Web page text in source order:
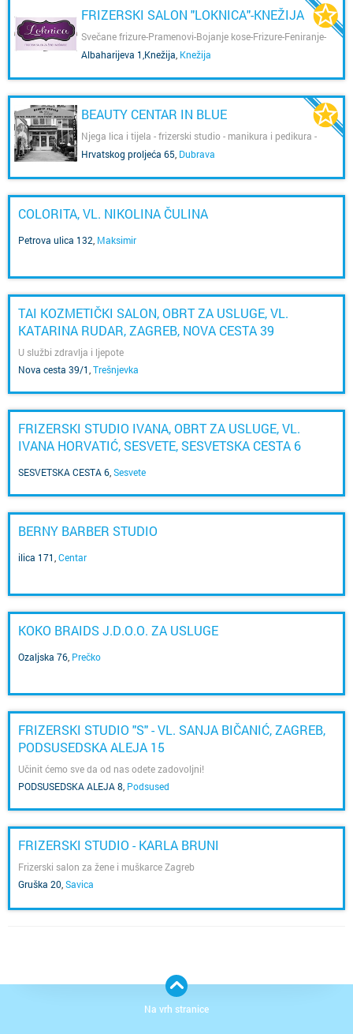
FRIZERSKI SALON "LOKNICA"-KNEŽIJA
Svečane frizure-Pramenovi-Bojanje kose-Frizure-Feniranje-
Šminkanje-Ugradnja umjetnih noktiju-Frizer za žene Knežija-
Frizerski salon knežija-Pletenice-Trajni lak-Geliranje-
Knežija
Albaharijeva 1,Knežija Knežija
BEAUTY CENTAR IN BLUE
Njega lica i tijela - frizerski studio - manikura i pedikura -
solarij - masaže
Hrvatskog proljeća 65 Dubrava
COLORITA, VL. NIKOLINA ČULINA
Petrova ulica 132 Maksimir
TAI KOZMETIČKI SALON, OBRT ZA USLUGE, VL.
KATARINA RUDAR, ZAGREB, NOVA CESTA 39
U službi zdravlja i ljepote
Nova cesta 39/1 Trešnjevka
FRIZERSKI STUDIO IVANA, OBRT ZA USLUGE, VL.
IVANA HORVATIĆ, SESVETE, SESVETSKA CESTA 6
SESVETSKA CESTA 6 Sesvete
BERNY BARBER STUDIO
ilica 171 Centar
KOKO BRAIDS J.D.O.O. ZA USLUGE
Ozaljska 76 Prečko
FRIZERSKI STUDIO "S" - VL. SANJA BIČANIĆ, ZAGREB,
PODSUSEDSKA ALEJA 15
Učinit ćemo sve da od nas odete zadovoljni!
PODSUSEDSKA ALEJA 8 Podsused
FRIZERSKI STUDIO - KARLA BRUNI
Frizerski salon za žene i muškarce Zagreb
Gruška 20 Savica
Na vrh stranice